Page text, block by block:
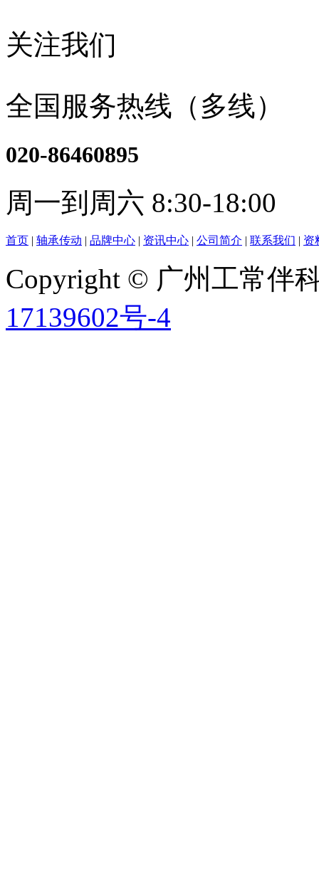
关注我们
全国服务热线（多线）
020-86460895
周一到周六 8:30-18:00
首页 | 轴承传动 | 品牌中心 | 资讯中心 | 公司简介 | 联系我们 | 资
Copyright © 广州工常伴
17139602号-4